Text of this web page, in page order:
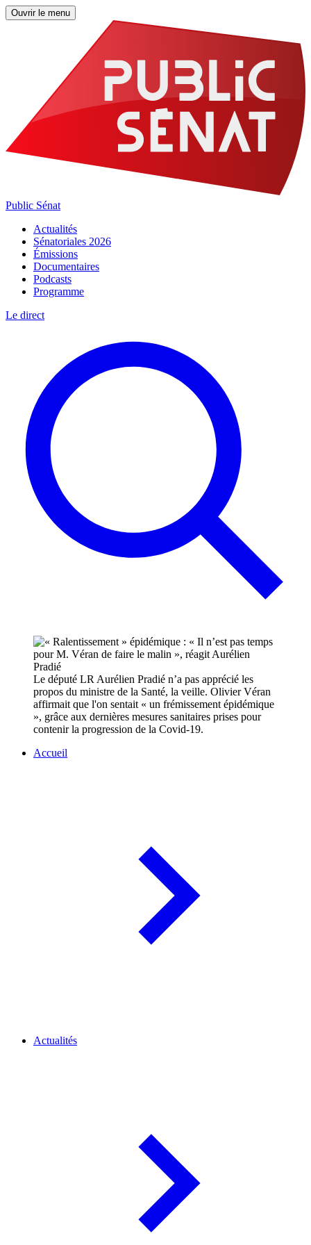
Ouvrir le menu
Public Sénat
Actualités
Sénatoriales 2026
Émissions
Documentaires
Podcasts
Programme
Le direct
Le député LR Aurélien Pradié n’a pas apprécié les
propos du ministre de la Santé, la veille. Olivier Véran
affirmait que l'on sentait « un frémissement épidémique
», grâce aux dernières mesures sanitaires prises pour
contenir la progression de la Covid-19.
Accueil
Actualités